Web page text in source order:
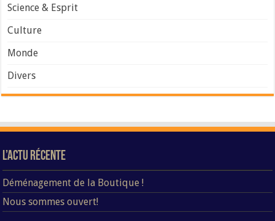
Science & Esprit
Culture
Monde
Divers
L’Actu Récente
Déménagement de la Boutique !
Nous sommes ouvert!